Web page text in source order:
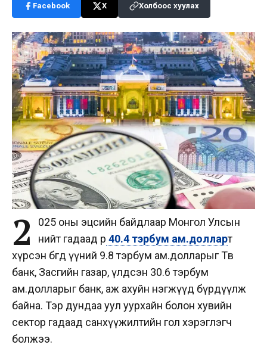
Facebook X Холбоос хуулах
2
025 оны эцсийн байдлаар Монгол Улсын
нийт гадаад өр 40.4 тэрбум ам.долларт
хүрсэн бөгөөд үүний 9.8 тэрбум ам.долларыг Төв
банк, Засгийн газар, үлдсэн 30.6 тэрбум
ам.долларыг банк, аж ахуйн нэгжүүд бүрдүүлж
байна. Тэр дундаа уул уурхайн болон хувийн
сектор гадаад санхүүжилтийн гол хэрэглэгч
болжээ.